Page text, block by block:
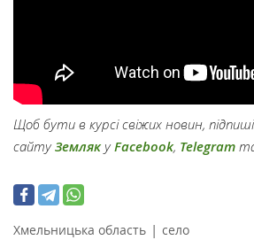
Щоб бути в курсі свіжих новин,
сайтуЗемлякуFacebook, Telegram
Хмельницька область | село